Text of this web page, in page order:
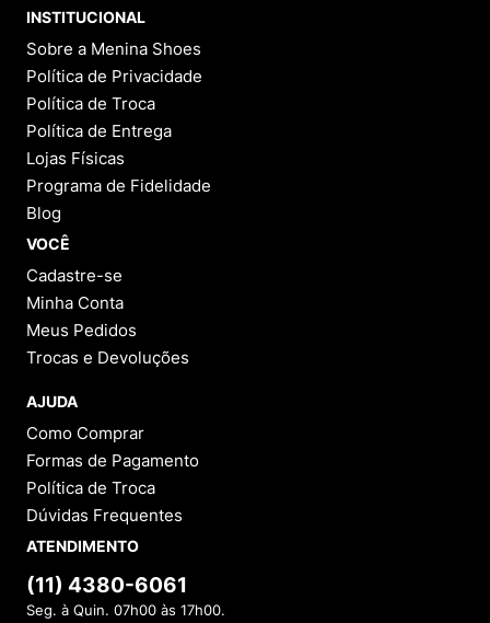
INSTITUCIONAL
Sobre a Menina Shoes
Política de Privacidade
Política de Troca
Política de Entrega
Lojas Físicas
Programa de Fidelidade
Blog
VOCÊ
Cadastre-se
Minha Conta
Meus Pedidos
Trocas e Devoluções
AJUDA
Como Comprar
Formas de Pagamento
Política de Troca
Dúvidas Frequentes
ATENDIMENTO
(11) 4380-6061
Seg. à Quin. 07h00 às 17h00.